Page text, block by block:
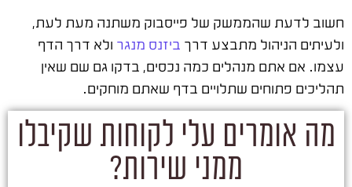
חשוב לדעת שהממשק של פייסבוק משתנה מעת לעת,
ולעיתים הניהול מתבצע דרך ביזנס מנגר ולא דרך הדף
עצמו. אם אתם מנהלים כמה נכסים, בדקו גם שם שאין
תהליכים פתוחים שתלויים בדף שאתם מוחקים.
מה אומרים עלי לקוחות שקיבלו
ממני שירות?